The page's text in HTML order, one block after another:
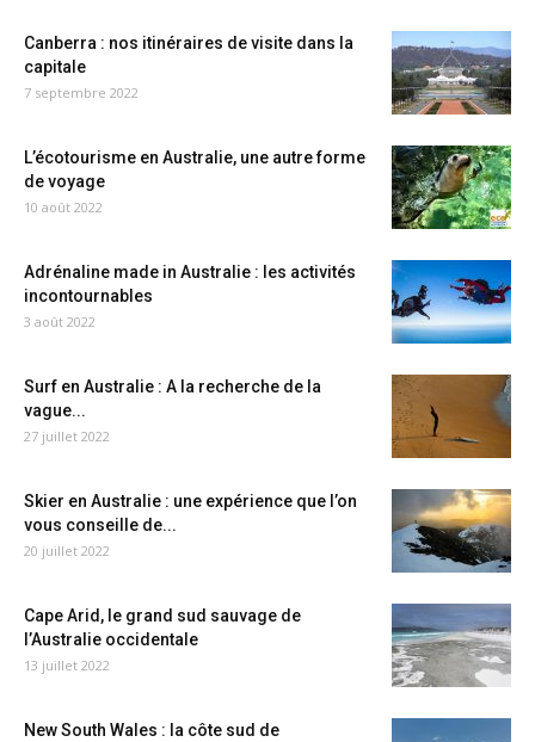
Canberra : nos itinéraires de visite dans la
capitale
7 septembre 2022
L’écotourisme en Australie, une autre forme
de voyage
10 août 2022
Adrénaline made in Australie : les activités
incontournables
3 août 2022
Surf en Australie : A la recherche de la
vague...
27 juillet 2022
Skier en Australie : une expérience que l’on
vous conseille de...
20 juillet 2022
Cape Arid, le grand sud sauvage de
l’Australie occidentale
13 juillet 2022
New South Wales : la côte sud de